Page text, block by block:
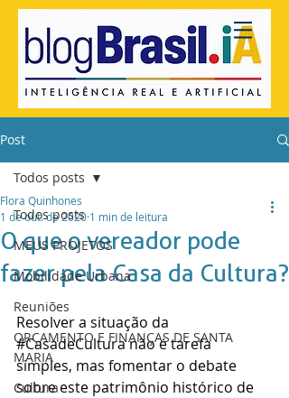
Post
Todos posts
MEUS PROJETOS
Mobilidade Urbana
Reuniões
ORÇAMENTO E FINANÇAS DE SANTA
MARIA
Cultura
Todos posts
O que o vereador pode
fazer pela Casa da Cultura?
Flora Quinhones
1 de out. de 2020 1 min de leitura
Resolver a situação da
#CasadeCultura não é tarefa
simples, mas fomentar o debate
sobre este patrimônio histórico de